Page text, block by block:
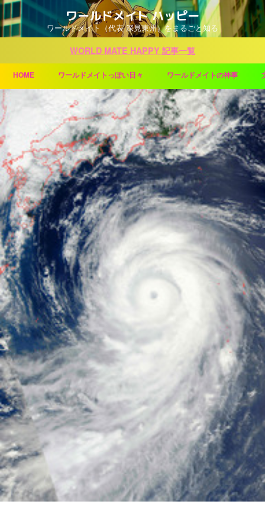
ワールドメイト ハッピー
ワールドメイト（代表 深見東州）をまるごと知る
WORLD MATE HAPPY 記事一覧
HOME ワールドメイトっぽい日々 ワールドメイトの神事